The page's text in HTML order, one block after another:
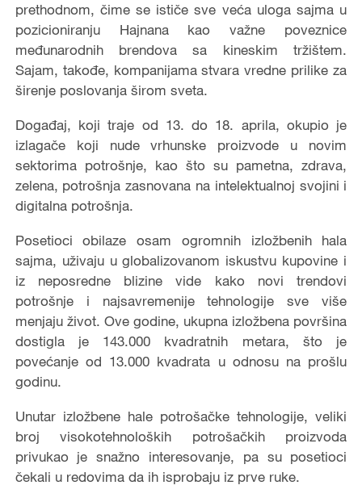
prethodnom, čime se ističe sve veća uloga sajma u
pozicioniranju Hajnana kao važne poveznice
međunarodnih brendova sa kineskim tržištem.
Sajam, takođe, kompanijama stvara vredne prilike za
širenje poslovanja širom sveta.
Događaj, koji traje od 13. do 18. aprila, okupio je
izlagače koji nude vrhunske proizvode u novim
sektorima potrošnje, kao što su pametna, zdrava,
zelena, potrošnja zasnovana na intelektualnoj svojini i
digitalna potrošnja.
Posetioci obilaze osam ogromnih izložbenih hala
sajma, uživaju u globalizovanom iskustvu kupovine i
iz neposredne blizine vide kako novi trendovi
potrošnje i najsavremenije tehnologije sve više
menjaju život. Ove godine, ukupna izložbena površina
dostigla je 143.000 kvadratnih metara, što je
povećanje od 13.000 kvadrata u odnosu na prošlu
godinu.
Unutar izložbene hale potrošačke tehnologije, veliki
broj visokotehnoloških potrošačkih proizvoda
privukao je snažno interesovanje, pa su posetioci
čekali u redovima da ih isprobaju iz prve ruke.